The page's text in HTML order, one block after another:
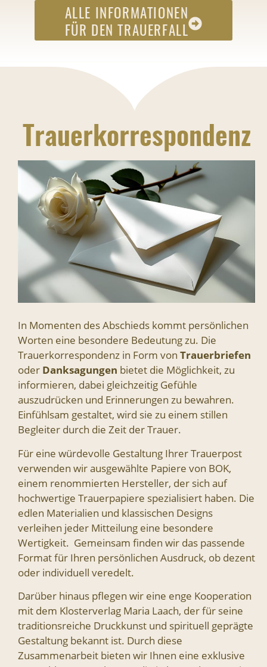
ALLE INFORMATIONEN
FÜR DEN TRAUERFALL
Trauerkorrespondenz
In Momenten des Abschieds kommt persönlichen
Worten eine besondere Bedeutung zu. Die
Trauerkorrespondenz in Form von Trauerbriefen
oder Danksagungen bietet die Möglichkeit, zu
informieren, dabei gleichzeitig Gefühle
auszudrücken und Erinnerungen zu bewahren.
Einfühlsam gestaltet, wird sie zu einem stillen
Begleiter durch die Zeit der Trauer.
Für eine würdevolle Gestaltung Ihrer Trauerpost
verwenden wir ausgewählte Papiere von BOK,
einem renommierten Hersteller, der sich auf
hochwertige Trauerpapiere spezialisiert haben. Die
edlen Materialien und klassischen Designs
verleihen jeder Mitteilung eine besondere
Wertigkeit. Gemeinsam finden wir das passende
Format für Ihren persönlichen Ausdruck, ob dezent
oder individuell veredelt.
Darüber hinaus pflegen wir eine enge Kooperation
mit dem Klosterverlag Maria Laach, der für seine
traditionsreiche Druckkunst und spirituell geprägte
Gestaltung bekannt ist. Durch diese
Zusammenarbeit bieten wir Ihnen eine exklusive